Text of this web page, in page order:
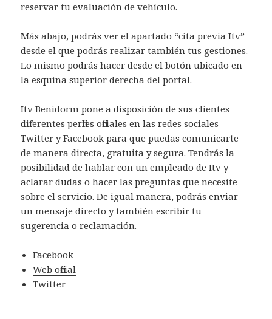
reservar tu evaluación de vehículo.
Más abajo, podrás ver el apartado “cita previa Itv”
desde el que podrás realizar también tus gestiones.
Lo mismo podrás hacer desde el botón ubicado en
la esquina superior derecha del portal.
Itv Benidorm pone a disposición de sus clientes
diferentes perfiles oficiales en las redes sociales
Twitter y Facebook para que puedas comunicarte
de manera directa, gratuita y segura. Tendrás la
posibilidad de hablar con un empleado de Itv y
aclarar dudas o hacer las preguntas que necesite
sobre el servicio. De igual manera, podrás enviar
un mensaje directo y también escribir tu
sugerencia o reclamación.
Facebook
Web oficial
Twitter